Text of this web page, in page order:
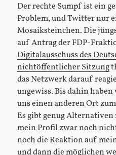
Der rechte Sumpf ist ein
Problem, und Twitter nur
Mosaiksteinchen. Die
auf Antrag der FDP-
Digitalausschuss des
nichtöffentlicher Sitzung
das Netzwerk darauf
ungewiss. Bis dahin
uns einen anderen Ort
Es gibt genug
mein Profil zwar noch
noch die Reaktion auf
und dann die möglichen